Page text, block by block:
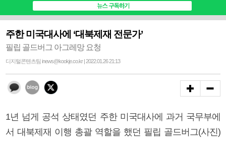
주한 미국대사에 ‘대북제재 전문가’
필립 골드버그 아그레망 요청
디지털콘텐츠팀 inews@kookje.co.kr | 2022.01.26 21:13
1년 넘게 공석 상태였던 주한 미국대사에 과거 국무부에
서 대북제재 이행 총괄 역할을 했던 필립 골드버그(사진)